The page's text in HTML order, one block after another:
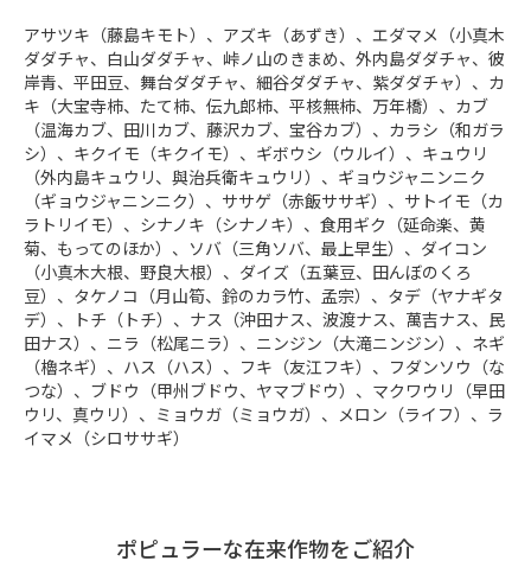
アサツキ（藤島キモト）、アズキ（あずき）、エダマメ（小真木
ダダチャ、白山ダダチャ、峠ノ山のきまめ、外内島ダダチャ、彼
岸青、平田豆、舞台ダダチャ、細谷ダダチャ、紫ダダチャ）、カ
キ（大宝寺柿、たて柿、伝九郎柿、平核無柿、万年橋）、カブ
（温海カブ、田川カブ、藤沢カブ、宝谷カブ）、カラシ（和ガラ
シ）、キクイモ（キクイモ）、ギボウシ（ウルイ）、キュウリ
（外内島キュウリ、與治兵衛キュウリ）、ギョウジャニンニク
（ギョウジャニンニク）、ササゲ（赤飯ササギ）、サトイモ（カ
ラトリイモ）、シナノキ（シナノキ）、食用ギク（延命楽、黄
菊、もってのほか）、ソバ（三角ソバ、最上早生）、ダイコン
（小真木大根、野良大根）、ダイズ（五葉豆、田んぼのくろ
豆）、タケノコ（月山筍、鈴のカラ竹、孟宗）、タデ（ヤナギタ
デ）、トチ（トチ）、ナス（沖田ナス、波渡ナス、萬吉ナス、民
田ナス）、ニラ（松尾ニラ）、ニンジン（大滝ニンジン）、ネギ
（櫓ネギ）、ハス（ハス）、フキ（友江フキ）、フダンソウ（な
つな）、ブドウ（甲州ブドウ、ヤマブドウ）、マクワウリ（早田
ウリ、真ウリ）、ミョウガ（ミョウガ）、メロン（ライフ）、ラ
イマメ（シロササギ）
ポピュラーな在来作物をご紹介